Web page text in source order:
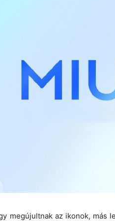
megújultnak az ikonok, más